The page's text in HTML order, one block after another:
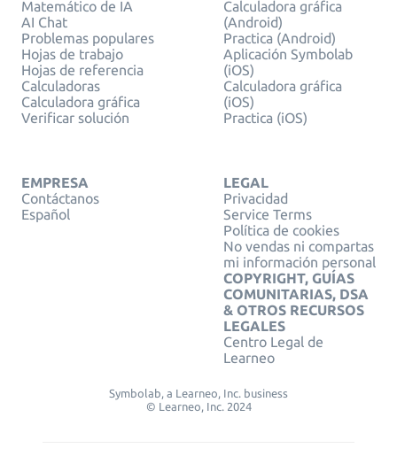
Matemático de IA
AI Chat
Problemas populares
Hojas de trabajo
Hojas de referencia
Calculadoras
Calculadora gráfica
Verificar solución
Calculadora gráfica
(Android)
Practica (Android)
Aplicación Symbolab
(iOS)
Calculadora gráfica
(iOS)
Practica (iOS)
EMPRESA
Contáctanos
Español
LEGAL
Privacidad
Service Terms
Política de cookies
No vendas ni compartas
mi información personal
COPYRIGHT, GUÍAS
COMUNITARIAS, DSA
& OTROS RECURSOS
LEGALES
Centro Legal de
Learneo
Symbolab, a Learneo, Inc. business
© Learneo, Inc. 2024